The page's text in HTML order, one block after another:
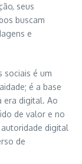
seus
buscam
e
sociais é um
é a base
era digital. Ao
de valor e no
digital
de